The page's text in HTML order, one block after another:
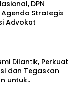
DPN
Agenda Strategis
Advokat
Dilantik, Perkuat
dan Tegaskan
untuk